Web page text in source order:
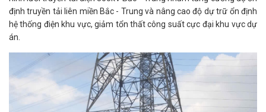
định truyền tải liên miền Bắc - Trung và nâng cao độ dự trữ ổn định
hệ thống điện khu vực, giảm tổn thất công suất cực đại khu vực dự
án.